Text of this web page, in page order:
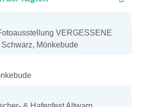
VERGESSENE
Mönkebude